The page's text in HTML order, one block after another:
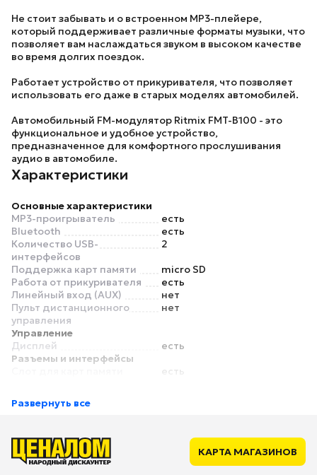
Не стоит забывать и о встроенном MP3-плейере,
который поддерживает различные форматы музыки, что
позволяет вам наслаждаться звуком в высоком качестве
во время долгих поездок.
Работает устройство от прикуривателя, что позволяет
использовать его даже в старых моделях автомобилей.
Автомобильный FM-модулятор Ritmix FMT-B100 - это
функциональное и удобное устройство,
предназначенное для комфортного прослушивания
аудио в автомобиле.
Характеристики
Основные характеристики
MP3-проигрыватель
есть
Bluetooth
есть
Количество USB-
интерфейсов
2
Поддержка карт памяти
micro SD
Работа от прикуривателя
есть
Линейный вход (AUX)
нет
Пульт дистанционного
управления
нет
Управление
Дисплей
есть
Разъемы и интерфейсы
есть
Развернуть все
КАРТА МАГАЗИНОВ